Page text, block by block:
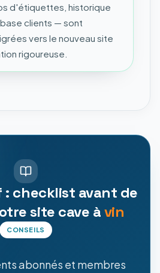
d'étiquettes, historique
clients — sont
vers le nouveau site
rigoureuse.
checklist avant de
site cave àvin
CONSEILS
abonnés et membres